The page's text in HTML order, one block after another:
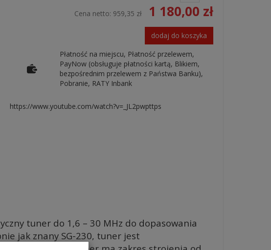
Cena netto: 959,35 zł 1 180,00 zł
dodaj do koszyka
Płatność na miejscu, Płatność przelewem,
PayNow (obsługuje płatności kartą, Blikiem,
bezpośrednim przelewem z Państwa Banku),
Pobranie, RATY Inbank
https://www.youtube.com/watch?v=_JL2pwpttps
tuner do 1,6 – 30 MHz do dopasowania
jak znany SG-230, tuner jest